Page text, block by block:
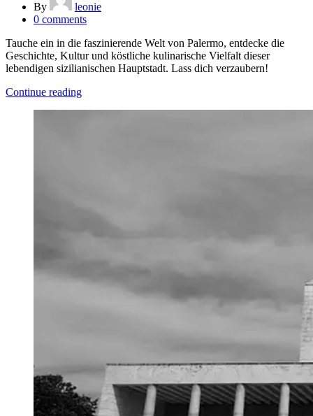
By
leonie
0 comments
Tauche ein in die faszinierende Welt von Palermo, entdecke die
Geschichte, Kultur und köstliche kulinarische Vielfalt dieser
lebendigen sizilianischen Hauptstadt. Lass dich verzaubern!
Continue reading